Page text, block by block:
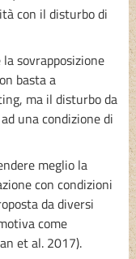
con il disturbo di
sovrapposizione
basta a
ma il disturbo da
una condizione di
meglio la
con condizioni
da diversi
come
et al. 2017).